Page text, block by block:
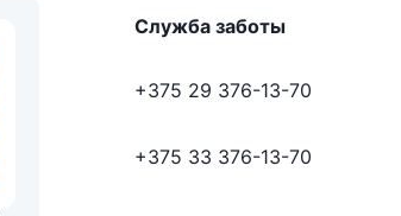
Служба заботы
+375 29 376-13-70
+375 33 376-13-70